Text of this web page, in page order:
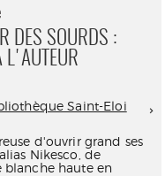
DES SOURDS :
L'AUTEUR
Saint-Eloi
d'ouvrir grand ses
Nikesco, de
blanche haute en